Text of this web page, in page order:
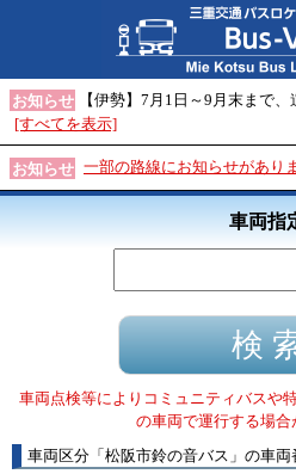
お知らせ
【伊勢】7月1日～9月末まで
[すべてを表示]
お知らせ 一部の路線にお知らせがあり
車両指
車両点検等によりコミュニティバスや
の車両で運行する場合
車両区分 「 松阪市鈴の音バス 」 の車両